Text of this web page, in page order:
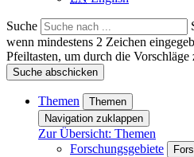
Suche
wenn mindestens 2 Zeichen
Pfeiltasten, um durch die Vorschläge
Suche abschicken
Themen
Themen
Navigation zuklappen
Zur Übersicht: Themen
Forschungsgebiete